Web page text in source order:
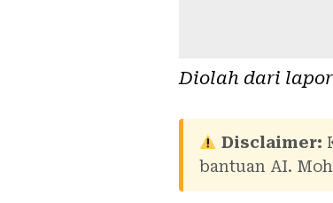
Diolah dari
Disclaimer:
bantuan AI.